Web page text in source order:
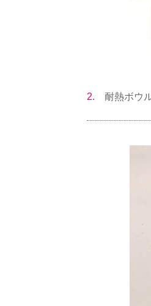
2. 耐熱ボウ